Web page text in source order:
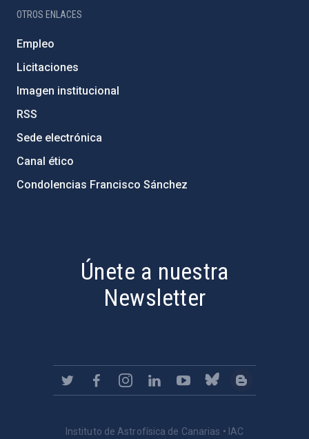
OTROS ENLACES
Empleo
Licitaciones
Imagen institucional
RSS
Sede electrónica
Canal ético
Condolencias Francisco Sánchez
Únete a nuestra
Newsletter
Instituto de Astrofísica de Canarias • IAC